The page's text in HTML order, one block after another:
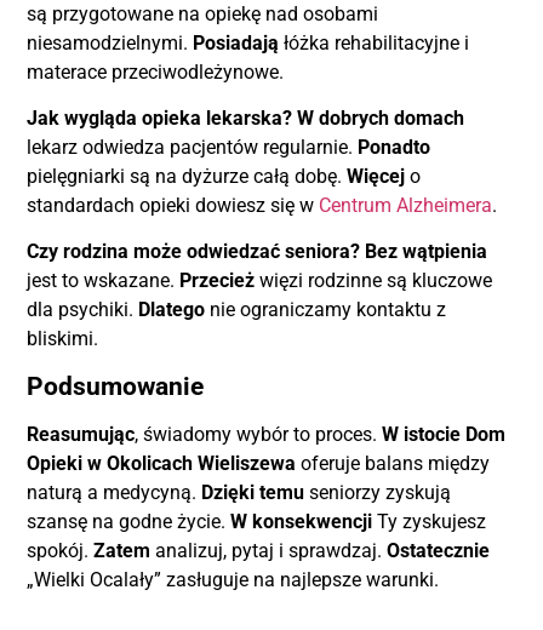
są przygotowane na opiekę nad osobami
niesamodzielnymi. Posiadają łóżka rehabilitacyjne i
materace przeciwodleżynowe.
Jak wygląda opieka lekarska? W dobrych domach
lekarz odwiedza pacjentów regularnie. Ponadto
pielęgniarki są na dyżurze całą dobę.Więcej o
standardach opieki dowiesz się w Centrum Alzheimera.
Czy rodzina może odwiedzać seniora? Bez wątpienia
jest to wskazane. Przecież więzi rodzinne są kluczowe
dla psychiki. Dlatego nie ograniczamy kontaktu z
bliskimi.
Podsumowanie
Reasumując, świadomy wybór to proces.W istocie Dom
Opieki w Okolicach Wieliszewa oferuje balans między
naturą a medycyną. Dzięki temu seniorzy zyskują
szansę na godne życie.W konsekwencji Ty zyskujesz
spokój.Zatem analizuj, pytaj i sprawdzaj.Ostatecznie
„Wielki Ocalały” zasługuje na najlepsze warunki.